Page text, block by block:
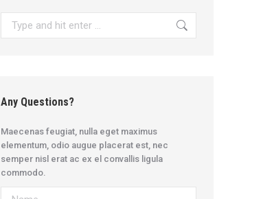
Any Questions?
Maecenas feugiat, nulla eget maximus
elementum, odio augue placerat est, nec
semper nisl erat ac ex el convallis ligula
commodo.
Name